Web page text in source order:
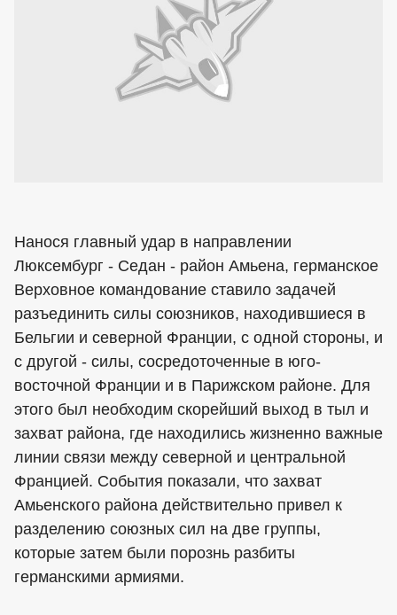
Нанося главный удар в направлении
Люксембург - Седан - район Амьена, германское
Верховное командование ставило задачей
разъединить силы союзников, находившиеся в
Бельгии и северной Франции, с одной стороны, и
с другой - силы, сосредоточенные в юго-
восточной Франции и в Парижском районе. Для
этого был необходим скорейший выход в тыл и
захват района, где находились жизненно важные
линии связи между северной и центральной
Францией. События показали, что захват
Амьенского района действительно привел к
разделению союзных сил на две группы,
которые затем были порознь разбиты
германскими армиями.